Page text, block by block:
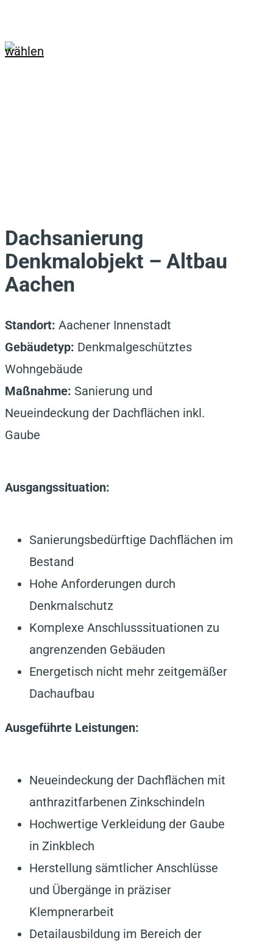
main
Menu
Dachsanierung
Denkmalobjekt – Altbau
Aachen
Standort: Aachener Innenstadt
Gebäudetyp: Denkmalgeschütztes
Wohngebäude
Maßnahme: Sanierung und
Neueindeckung der Dachflächen inkl.
Gaube
Ausgangssituation:
Sanierungsbedürftige Dachflächen im
Bestand
Hohe Anforderungen durch
Denkmalschutz
Komplexe Anschlusssituationen zu
angrenzenden Gebäuden
Energetisch nicht mehr zeitgemäßer
Dachaufbau
Ausgeführte Leistungen:
Neueindeckung der Dachflächen mit
anthrazitfarbenen Zinkschindeln
Hochwertige Verkleidung der Gaube
in Zinkblech
Herstellung sämtlicher Anschlüsse
und Übergänge in präziser
Klempnerarbeit
Detailausbildung im Bereich der